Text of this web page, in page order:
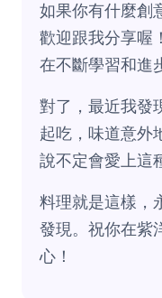
如果你有什麼創
歡迎跟我分享喔
在不斷學習和進
對了，最近我發
起吃，味道意外
說不定會愛上這
料理就是這樣，
發現。祝你在紫
心！